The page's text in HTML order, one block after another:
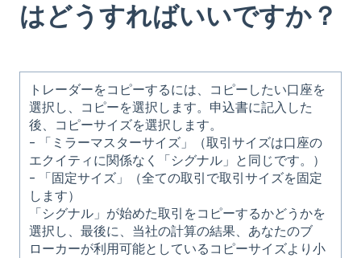
はどうすればいいですか？
トレーダーをコピーするには、コピーしたい口座を
選択し、コピーを選択します。申込書に記入した
後、コピーサイズを選択します。
- 「ミラーマスターサイズ」（取引サイズは口座の
エクイティに関係なく「シグナル」と同じです。）
- 「固定サイズ」（全ての取引で取引サイズを固定
します）
「シグナル」が始めた取引をコピーするかどうかを
選択し、最後に、当社の計算の結果、あなたのブ
ローカーが利用可能としているコピーサイズより小